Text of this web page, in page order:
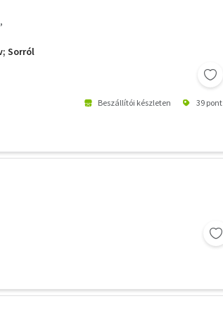
Sorról
Beszállítói készleten 39 pont